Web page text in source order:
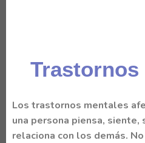
Trastornos
Los trastornos mentales
una persona piensa, siente,
relaciona con los demás.